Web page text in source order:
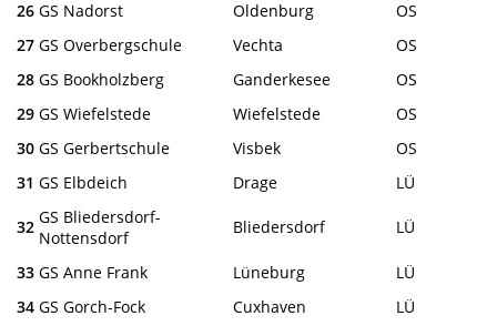
26 GS Nadorst Oldenburg
OS
27 GS Overbergschule Vechta
OS
28 GS Bookholzberg Ganderkesee
OS
29 GS Wiefelstede Wiefelstede
OS
30 GS Gerbertschule Visbek
OS
31 GS Elbdeich Drage LÜ
32 GS Bliedersdorf-
Nottensdorf
Bliedersdorf LÜ
33 GS Anne Frank Lüneburg
LÜ
34 GS Gorch-Fock Cuxhaven
LÜ